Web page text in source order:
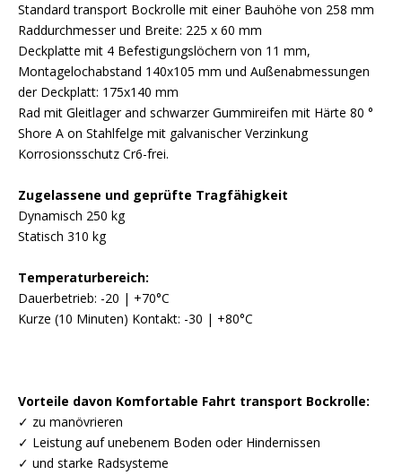
Standard transport Bockrolle mit einer Bauhöhe von 258 mm
Raddurchmesser und Breite: 225 x 60 mm
Deckplatte mit 4 Befestigungslöchern von 11 mm,
Montagelochabstand 140x105 mm und Außenabmessungen
der Deckplatt: 175x140 mm
Rad mit Gleitlager and schwarzer Gummireifen mit Härte 80 °
Shore A on Stahlfelge mit galvanischer Verzinkung
Korrosionsschutz Cr6-frei.
Zugelassene und geprüfte Tragfähigkeit
Dynamisch 250 kg
Statisch 310 kg
Temperaturbereich:
Dauerbetrieb: -20 | +70°C
Kurze (10 Minuten) Kontakt: -30 | +80°C
Vorteile davon Komfortable Fahrt transport Bockrolle:
✓ zu manövrieren
✓ Leistung auf unebenem Boden oder Hindernissen
✓ und starke Radsysteme